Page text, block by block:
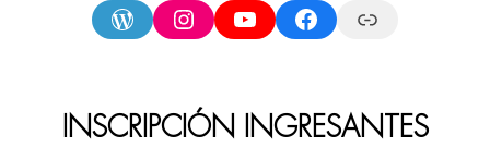
WordPressInstagramYouTubeFacebook
Linktree (todas nuestras redes y más)
INSCRIPCIÓN INGRESANTES